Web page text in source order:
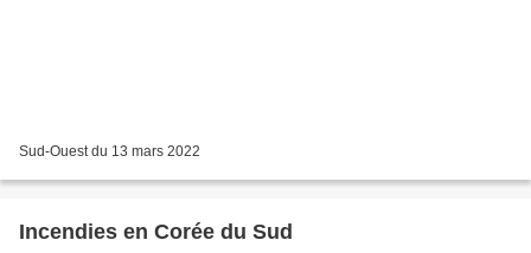
Sud-Ouest du 13 mars 2022
Incendies en Corée du Sud